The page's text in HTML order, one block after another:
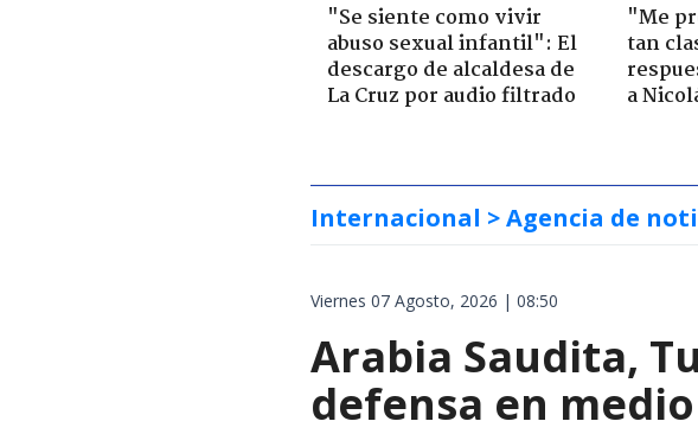
"Se siente como vivir
abuso sexual infantil": El
descargo de alcaldesa de
La Cruz por audio filtrado
"Me
tan
a
Internacional > Agencia de
Viernes 07 Agosto, 2026 | 08:50
Arabia Saudita,
defensa en